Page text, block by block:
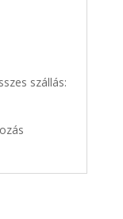
szállás: